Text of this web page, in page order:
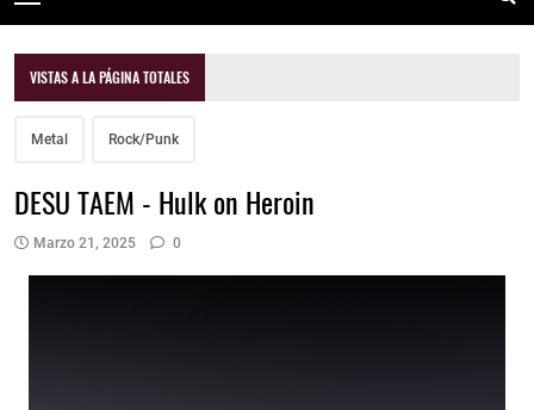
VISTAS A LA PÁGINA TOTALES
Metal Rock/Punk
DESU TAEM - Hulk on Heroin
Marzo 21, 2025 0